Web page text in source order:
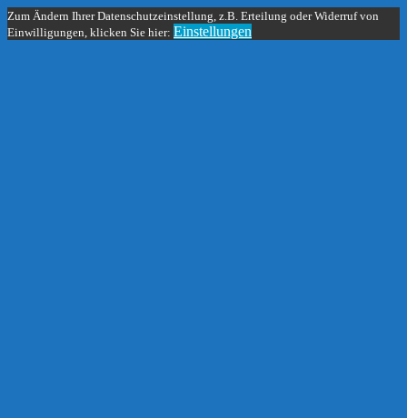
Zum Ändern Ihrer Datenschutzeinstellung, z.B. Erteilung oder Widerruf von
Einwilligungen, klicken Sie hier: Einstellungen